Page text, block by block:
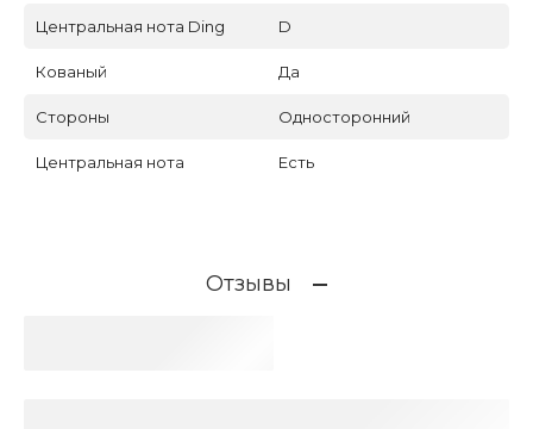
Центральная нота Ding D
Кованый Да
Стороны Односторонний
Центральная нота Есть
Отзывы